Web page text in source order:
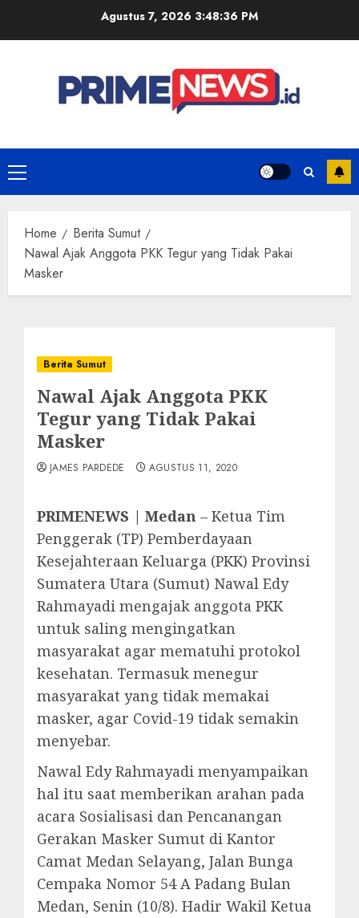
Agustus 7, 2026 3:48:37 PM
Primary
Menu
Home
Berita Sumut
Nawal Ajak Anggota PKK Tegur yang Tidak Pakai
Masker
Berita Sumut
Nawal Ajak Anggota PKK
Tegur yang Tidak Pakai
Masker
JAMES PARDEDE AGUSTUS 11, 2020
PRIMENEWS | Medan – Ketua Tim
Penggerak (TP) Pemberdayaan
Kesejahteraan Keluarga (PKK) Provinsi
Sumatera Utara (Sumut) Nawal Edy
Rahmayadi mengajak anggota PKK
untuk saling mengingatkan
masyarakat agar mematuhi protokol
kesehatan. Termasuk menegur
masyarakat yang tidak memakai
masker, agar Covid-19 tidak semakin
menyebar.
Nawal Edy Rahmayadi menyampaikan
hal itu saat memberikan arahan pada
acara Sosialisasi dan Pencanangan
Gerakan Masker Sumut di Kantor
Camat Medan Selayang, Jalan Bunga
Cempaka Nomor 54 A Padang Bulan
Medan, Senin (10/8). Hadir Wakil Ketua